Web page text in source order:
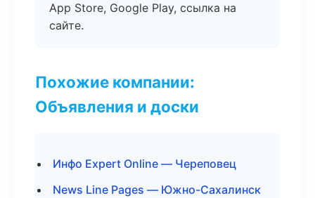
App Store, Google Play, ссылка на
сайте.
Похожие компании:
Объявления и доски
Инфо Expert Online — Череповец
News Line Pages — Южно-Сахалинск